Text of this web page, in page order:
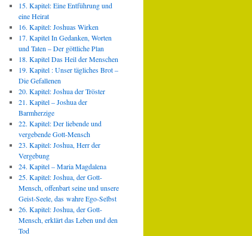
15. Kapitel: Eine Entführung und
eine Heirat
16. Kapitel: Joshuas Wirken
17. Kapitel In Gedanken, Worten
und Taten – Der göttliche Plan
18. Kapitel Das Heil der Menschen
19. Kapitel : Unser tägliches Brot –
Die Gefallenen
20. Kapitel: Joshua der Tröster
21. Kapitel – Joshua der
Barmherzige
22. Kapitel: Der liebende und
vergebende Gott-Mensch
23. Kapitel: Joshua, Herr der
Vergebung
24. Kapitel – Maria Magdalena
25. Kapitel: Joshua, der Gott-
Mensch, offenbart seine und unsere
Geist-Seele, das wahre Ego-Selbst
26. Kapitel: Joshua, der Gott-
Mensch, erklärt das Leben und den
Tod